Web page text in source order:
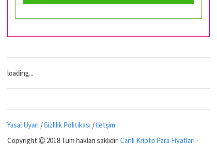
loading...
Yasal Uyarı |Gizlilik Politikası |İletşim
Copyright
2018 Tüm hakları saklıdır. Canlı Kripto Para Fiyatları -